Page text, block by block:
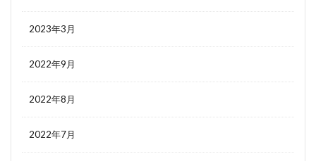
2023年3月
2022年9月
2022年8月
2022年7月